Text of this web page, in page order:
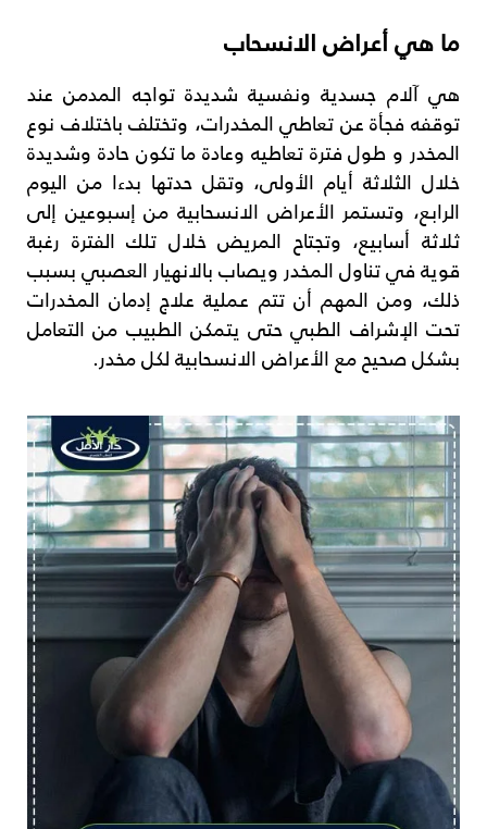
ما هي أعراض الانسحاب
هي آلام جسدية ونفسية شديدة تواجه المدمن عند
توقفه فجأة عن تعاطي المخدرات، وتختلف باختلاف نوع
المخدر و طول فترة تعاطيه وعادة ما تكون حادة وشديدة
خلال الثلاثة أيام الأولى، وتقل حدتها بدءا من اليوم
الرابع، وتستمر الأعراض الانسحابية من إسبوعين إلى
ثلاثة أسابيع، وتجتاح المريض خلال تلك الفترة رغبة
قوية في تناول المخدر ويصاب بالانهيار العصبي بسبب
ذلك، ومن المهم أن تتم عملية علاج إدمان المخدرات
تحت الإشراف الطبي حتى يتمكن الطبيب من التعامل
بشكل صحيح مع الأعراض الانسحابية لكل مخدر.